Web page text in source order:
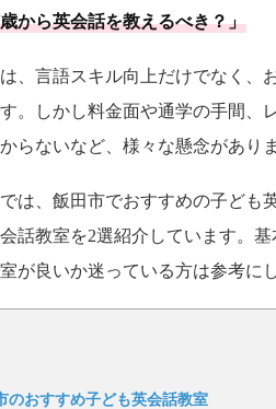
から英会話を教えるべき？」
、言語スキル向上だけでなく、
。しかし料金面や通学の手間、
らないなど、様々な懸念がありま
は、飯田市でおすすめの子ども
話教室を2選紹介しています。
が良いか迷っている方は参考に
のおすすめ子ども英会話教室